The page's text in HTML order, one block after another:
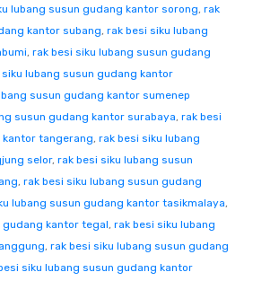
lubang susun gudang kantor sorong, rak
kantor subang, rak besi siku lubang
, rak besi siku lubang susun gudang
lubang susun gudang kantor
susun gudang kantor sumenep
susun gudang kantor surabaya, rak besi
kantor tangerang, rak besi siku lubang
selor, rak besi siku lubang susun
, rak besi siku lubang susun gudang
lubang susun gudang kantor tasikmalaya,
gudang kantor tegal, rak besi siku lubang
, rak besi siku lubang susun gudang
siku lubang susun gudang kantor